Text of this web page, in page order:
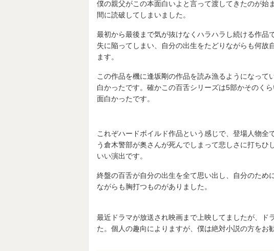
僕の親父がこの本面白いよと言って渡してきたのが始
間に読破してしまいました。
最初から最後まで気が抜けなくハラハラし続ける作品
失に陥ってしまい、自分の出生をたどりながらも何故
ます。
この作品を機に逢坂剛の作品を読み漁るようになっ
白かったです。確かこの百舌シリーズは5部かそのく
面白かったです。
これぞハードボイルド作品という感じで、登場人物全
う倉木警部が奥さんが死んでしまって悲しさに打ちひ
いい演出です。
終盤の百舌が自分の出生を全て思い出し、自分のため
ながらも胸打つものがありました。
最近ドラマが放送され映画まで上映してましたが、ド
た。個人の趣向によりますが、僕は絶対小説の方をお